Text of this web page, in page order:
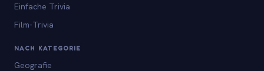
Einfache Trivia
Film-Trivia
NACH KATEGORIE
Geografie